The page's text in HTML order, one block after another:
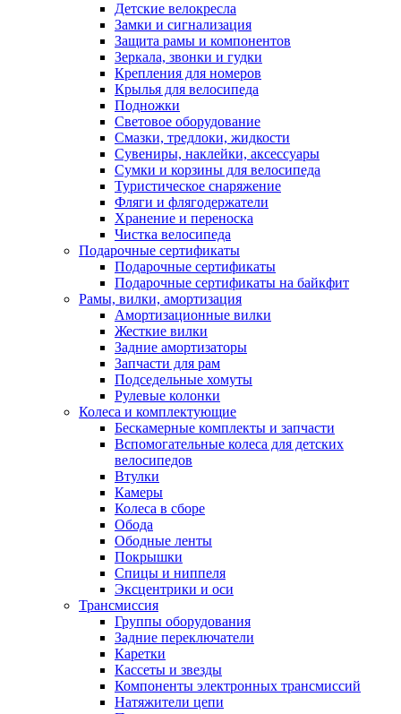
Детские велокресла
Замки и сигнализация
Защита рамы и компонентов
Зеркала, звонки и гудки
Крепления для номеров
Крылья для велосипеда
Подножки
Световое оборудование
Смазки, тредлоки, жидкости
Сувениры, наклейки, аксессуары
Сумки и корзины для велосипеда
Туристическое снаряжение
Фляги и флягодержатели
Хранение и переноска
Чистка велосипеда
Подарочные сертификаты
Подарочные сертификаты
Подарочные сертификаты на байкфит
Рамы, вилки, амортизация
Амортизационные вилки
Жесткие вилки
Задние амортизаторы
Запчасти для рам
Подседельные хомуты
Рулевые колонки
Колеса и комплектующие
Бескамерные комплекты и запчасти
Вспомогательные колеса для детских
велосипедов
Втулки
Камеры
Колеса в сборе
Обода
Ободные ленты
Покрышки
Спицы и ниппеля
Эксцентрики и оси
Трансмиссия
Группы оборудования
Задние переключатели
Каретки
Кассеты и звезды
Компоненты электронных трансмиссий
Натяжители цепи